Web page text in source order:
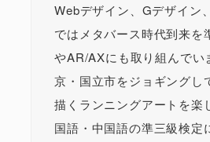
Webデザイン、Gデザイン
ではメタバース時代到来を
やAR/AXにも取り組んでい
京・国立市をジョギングし
描くランニングアートを楽
国語・中国語の準三級検定